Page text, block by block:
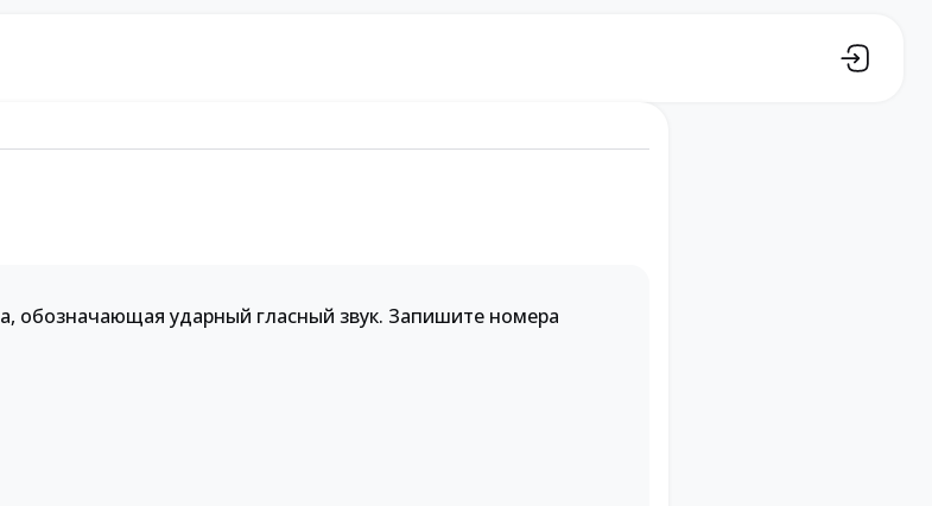
обозначающая ударный гласный звук. Запишите номера